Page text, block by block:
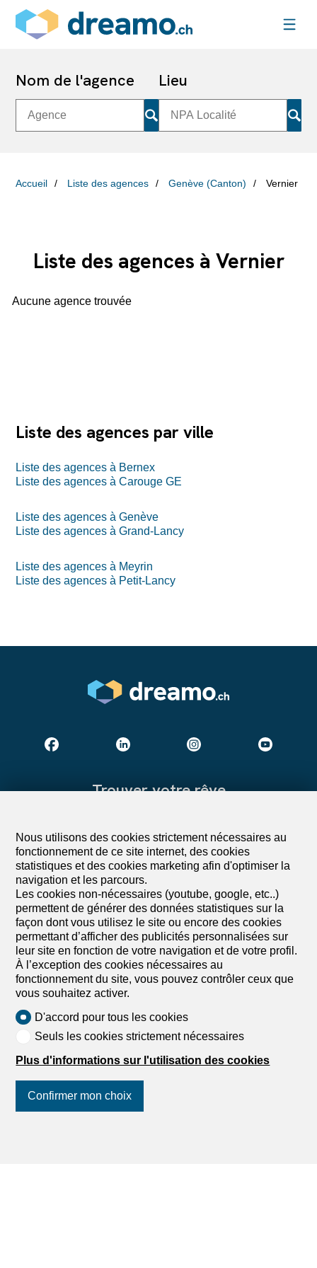
Nom de l'agence Lieu
Accueil Liste des agences Genève (Canton) Vernier
Liste des agences à Vernier
Aucune agence trouvée
Liste des agences par ville
Liste des agences à Bernex
Liste des agences à Carouge GE
Liste des agences à Genève
Liste des agences à Grand-Lancy
Liste des agences à Meyrin
Liste des agences à Petit-Lancy
Trouver votre rêve
Louer une maison
Acheter un appartement
Acheter une maison
Recherche
Services
Paramètres de mon compte
Alerte de recherche
Publier une annonce
Calculateur de capacité financière
Estimer mon bien
Liste des agences
Nous utilisons des cookies strictement nécessaires au
fonctionnement de ce site internet, des cookies
statistiques et des cookies marketing afin d'optimiser la
navigation et les parcours.
Les cookies non-nécessaires (youtube, google, etc..)
permettent de générer des données statistiques sur la
façon dont vous utilisez le site ou encore des cookies
permettant d’afficher des publicités personnalisées sur
leur site en fonction de votre navigation et de votre profil.
À l’exception des cookies nécessaires au
fonctionnement du site, vous pouvez contrôler ceux que
vous souhaitez activer.
D'accord pour tous les cookies
Seuls les cookies strictement nécessaires
Plus d'informations sur l'utilisation des cookies
Confirmer mon choix